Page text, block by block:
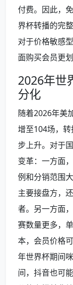
付费。因此，
界杯转播的完
对于价格敏感
面购买会员更划
2026年世
分化
随着2026年美
增至104场，
步上升。对于
变革：一方面
例和分销范围
主要接盘方，
者。另一方面
赛数量更多，
本，会员价格
年世界杯期间
间，抖音也可